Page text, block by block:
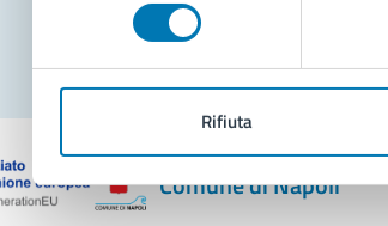
Rifiuta
Segnala
Comune di Napoli